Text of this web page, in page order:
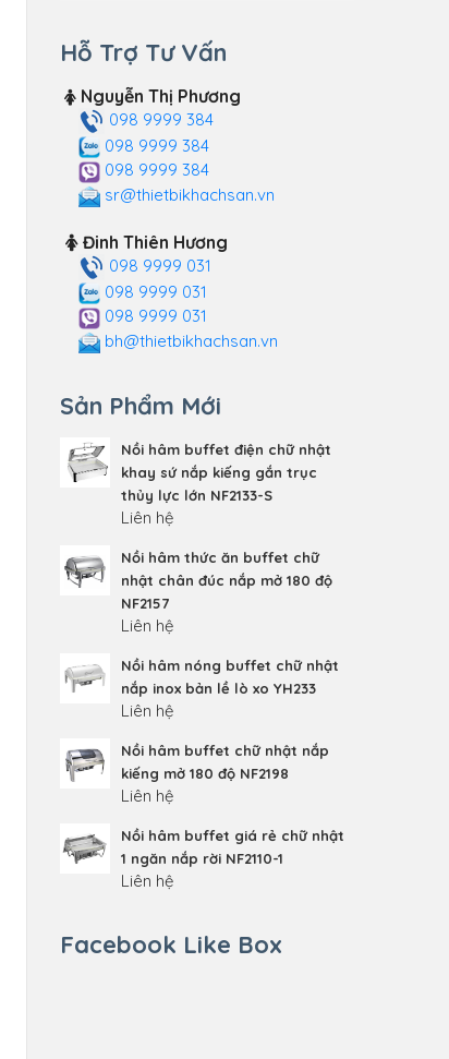
Hỗ Trợ Tư Vấn
Nguyễn Thị Phương
098 9999 384
098 9999 384
098 9999 384
sr@thietbikhachsan.vn
Đinh Thiên Hương
098 9999 031
098 9999 031
098 9999 031
bh@thietbikhachsan.vn
Sản Phẩm Mới
Nồi hâm buffet điện chữ nhật
khay sứ nắp kiếng gắn trục
thủy lực lớn NF2133-S
Liên hệ
Nồi hâm thức ăn buffet chữ
nhật chân đúc nắp mở 180 độ
NF2157
Liên hệ
Nồi hâm nóng buffet chữ nhật
nắp inox bản lề lò xo YH233
Liên hệ
Nồi hâm buffet chữ nhật nắp
kiếng mở 180 độ NF2198
Liên hệ
Nồi hâm buffet giá rẻ chữ nhật
1 ngăn nắp rời NF2110-1
Liên hệ
Facebook Like Box